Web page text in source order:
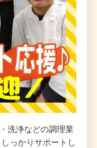
洗浄などの調理業
っかりサポートし